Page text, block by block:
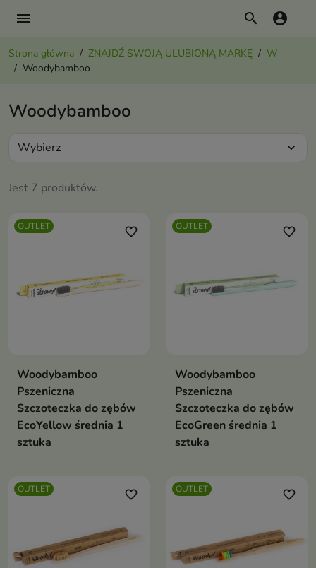
menu search account_circle
Strona główna ZNAJDŹ SWOJĄ ULUBIONĄ MARKĘ
W
Woodybamboo
Woodybamboo
Jest 7 produktów.
Wybierz expand_more
OUTLET favorite_border
Woodybamboo
Pszeniczna
Szczoteczka do zębów
EcoYellow średnia 1
sztuka
OUTLET favorite_border
Woodybamboo
Pszeniczna
Szczoteczka do zębów
EcoGreen średnia 1
sztuka
OUTLET favorite_border OUTLET favorite_border